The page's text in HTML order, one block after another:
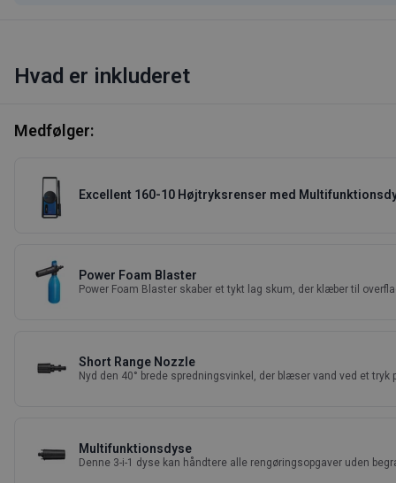
Hvad er inkluderet
Medfølger:
Excellent 160-10 Højtryksrenser med
Power Foam Blaster
Power Foam Blaster skaber et tykt lag skum, der klæber til
Short Range Nozzle
Nyd den 40° brede spredningsvinkel, der blæser vand ved et tryk
Multifunktionsdyse
Denne 3-i-1 dyse kan håndtere alle rengøringsopgaver uden